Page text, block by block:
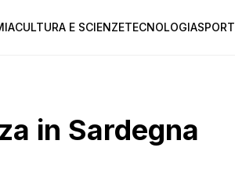
CULTURA E SCIENZETECNOLOGIASPORT
in Sardegna